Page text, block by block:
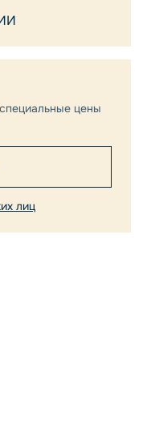
цены
лиц